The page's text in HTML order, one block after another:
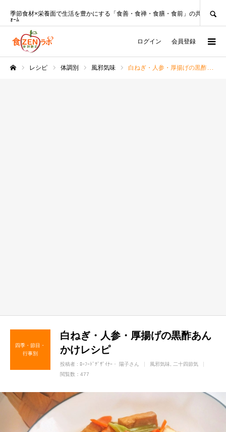
季節食材×栄養面で生活を豊かにする「食善・食禅・食膳・食前」の共創ﾌﾟﾗｯﾄﾌ
ｫｰﾑ
ログイン 会員登録
レシピ 体調別 風邪気味 白ねぎ・人参・厚揚げの黒酢あんかけレシピ
四季・節目・
行事別
白ねぎ・人参・厚揚げの黒酢あん
かけレシピ
投稿者 : ﾛｰﾌｰﾄﾞﾃﾞｻﾞｲﾅｰ・ 陽子さん 風邪気味
二十四節気
閲覧数：477